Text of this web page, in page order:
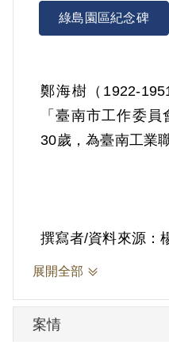
綠島園區紀念碑
鄭海樹（1922-
「臺南市工作委
30歲，為臺南工業
鄭家祖先來自澎湖
後其父鄭葉，經營
南高等工業學校，
撰寫者/資料來源：
展開全部
案情